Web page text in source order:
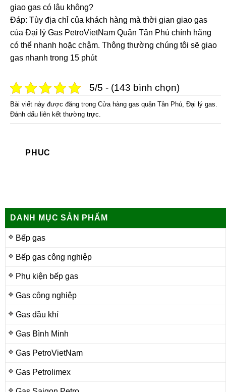
giao gas có lâu không?
Đáp: Tùy địa chỉ của khách hàng mà thời gian giao gas
của Đại lý Gas PetroVietNam Quận Tân Phú chính hãng
có thể nhanh hoặc chậm. Thông thường chúng tôi sẽ giao
gas nhanh trong 15 phút
5/5 - (143 bình chọn)
Bài viết này được đăng trong Cửa hàng gas quận Tân Phú Đại lý gas
Đánh dấu liên kết thường trực
PHUC
DANH MỤC SẢN PHẨM
Bếp gas
Bếp gas công nghiệp
Phụ kiện bếp gas
Gas công nghiệp
Gas dầu khí
Gas Bình Minh
Gas PetroVietNam
Gas Petrolimex